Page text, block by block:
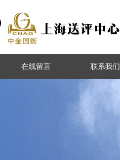
在线留言 联系我们